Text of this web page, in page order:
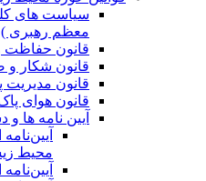
ﺳﯿﺎﺳﺖ ﻫﺎی
معظم رهبری )
قانون
قانون شکار و
قانون مدیریت
قانون هوای
آیین نامه ها و
محیط